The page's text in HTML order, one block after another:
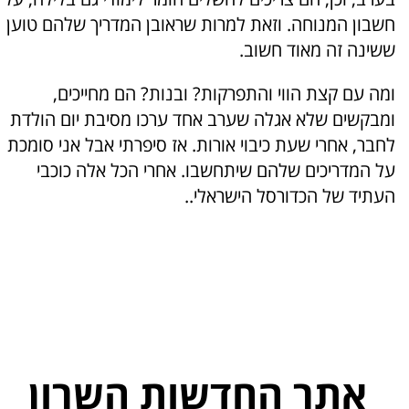
חשבון המנוחה. וזאת למרות שראובן המדריך שלהם טוען
ששינה זה מאוד חשוב.
ומה עם קצת הווי והתפרקות? ובנות? הם מחייכים,
ומבקשים שלא אגלה שערב אחד ערכו מסיבת יום הולדת
לחבר, אחרי שעת כיבוי אורות. אז סיפרתי אבל אני סומכת
על המדריכים שלהם שיתחשבו. אחרי הכל אלה כוכבי
העתיד של הכדורסל הישראלי..
אתר החדשות השרון